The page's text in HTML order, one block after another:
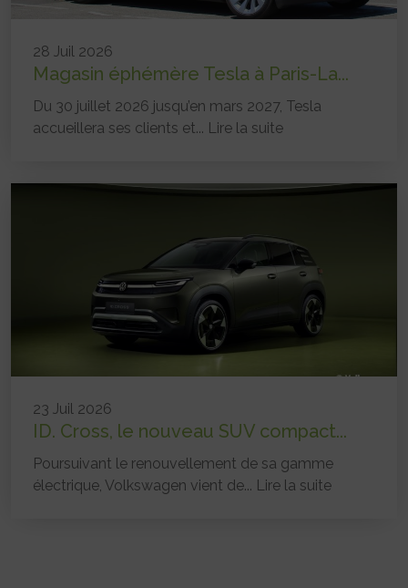
28 Juil 2026
Magasin éphémère Tesla à Paris-La...
Du 30 juillet 2026 jusqu’en mars 2027, Tesla
accueillera ses clients et... Lire la suite
23 Juil 2026
ID. Cross, le nouveau SUV compact...
Poursuivant le renouvellement de sa gamme
électrique, Volkswagen vient de... Lire la suite